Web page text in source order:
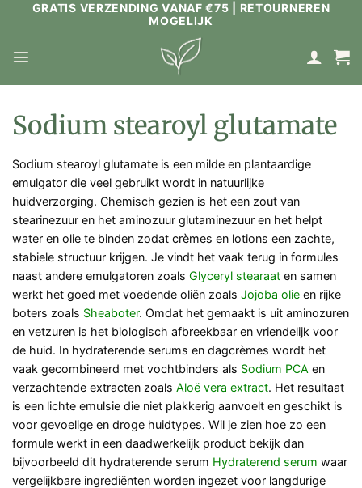
GRATIS VERZENDING VANAF €75 | RETOURNEREN
MOGELIJK
Sodium stearoyl glutamate
Sodium stearoyl glutamate is een milde en plantaardige
emulgator die veel gebruikt wordt in natuurlijke
huidverzorging. Chemisch gezien is het een zout van
stearinezuur en het aminozuur glutaminezuur en het helpt
water en olie te binden zodat crèmes en lotions een zachte,
stabiele structuur krijgen. Je vindt het vaak terug in formules
naast andere emulgatoren zoals Glyceryl stearaat en samen
werkt het goed met voedende oliën zoals Jojoba olie en rijke
boters zoals Sheaboter. Omdat het gemaakt is uit aminozuren
en vetzuren is het biologisch afbreekbaar en vriendelijk voor
de huid. In hydraterende serums en dagcrèmes wordt het
vaak gecombineerd met vochtbinders als Sodium PCA en
verzachtende extracten zoals Aloë vera extract. Het resultaat
is een lichte emulsie die niet plakkerig aanvoelt en geschikt is
voor gevoelige en droge huidtypes. Wil je zien hoe zo een
formule werkt in een daadwerkelijk product bekijk dan
bijvoorbeeld dit hydraterende serum Hydraterend serum waar
vergelijkbare ingrediënten worden ingezet voor langdurige